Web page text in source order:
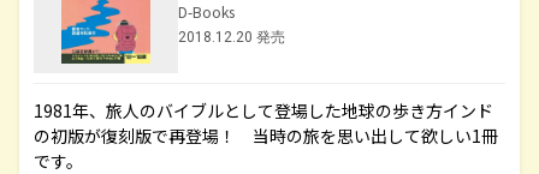
D-Books
2018.12.20 発売
1981年、旅人のバイブルとして登場した地球の歩き方インド
の初版が復刻版で再登場！ 当時の旅を思い出して欲しい1冊
です。